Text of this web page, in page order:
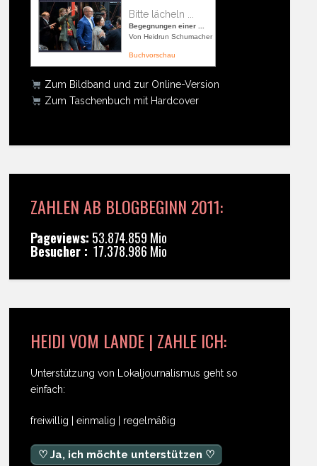
Bitte lächeln ...
Begegnungen einer ...
Von Heidrun Schumacher
Buchvorschau
Zum Bildband und zur Online-Version
Zum Taschenbuch mit Hardcover
ZAHLEN AB BLOGBEGINN 2011:
Pageviews: 53.874.859 Mio
Besucher : 17.378.986 Mio
HEIDI VOM LANDE | ZAHLE ICH:
Unterstützung von Lokaljournalismus geht so
einfach:
freiwillig | einmalig | regelmäßig
♡ Ja, ich möchte unterstützen ♡